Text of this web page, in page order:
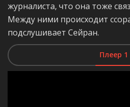
журналиста, что она тоже
Между ними происходит
подслушивает Сейран.
Плеер 1